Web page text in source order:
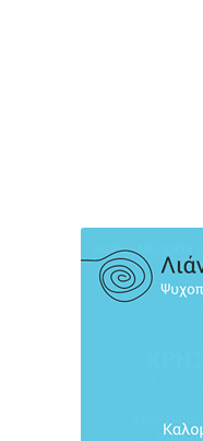
Στις 2
οικονομικού
Θεσσαλονίκη
9 ώρες 7 λεπτά πρίν